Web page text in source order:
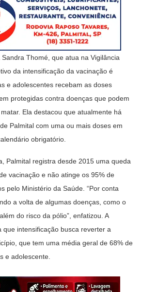
Thomé, que atua na Vigilância
da intensificação da vacinação é
e adolescentes recebam as doses
protegidas contra doenças que podem
Ela destacou que atualmente há
Palmital com uma ou mais doses em
obrigatório.
Palmital registra desde 2015 uma queda
vacinação e não atinge os 95% de
pelo Ministério da Saúde. “Por conta
a volta de algumas doenças, como o
do risco da pólio”, enfatizou. A
que intensificação busca reverter a
que tem uma média geral de 68% de
e adolescente.